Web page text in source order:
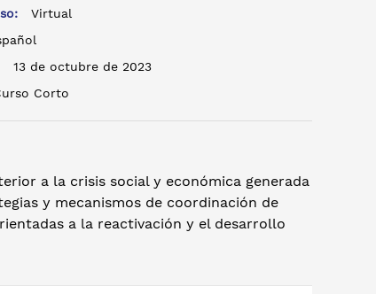
Virtual
13 de octubre de 2023
Corto
a la crisis social y económica generada
y mecanismos de coordinación de
a la reactivación y el desarrollo